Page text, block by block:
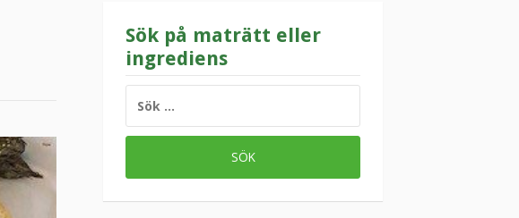
Sök på maträtt eller
ingrediens
EFTER: